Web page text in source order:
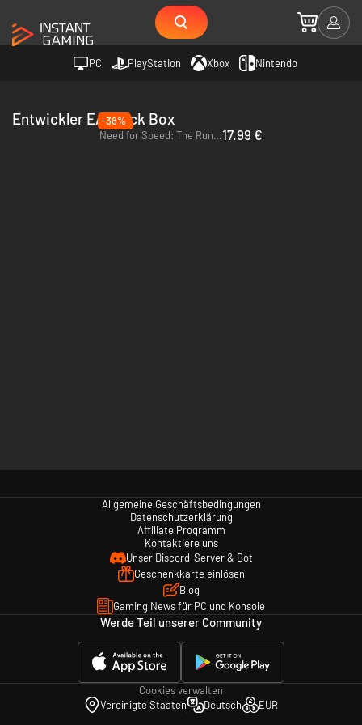
PC PlayStation Xbox Nintendo
Entwickler EA Black Box
-38%
Need for Speed: The Run - PC (EA App)17.99 €
Allgemeine Geschäftsbedingungen
Datenschutzerklärung
Affiliate Programm
Kontaktiere uns
Unser Discord-Server & Bot
Geschenkkarte einlösen
Blog
Gaming News für PC und Konsole
Werde Teil unserer Community
Cookies verwalten
Vereinigte Staaten
Deutsch EUR